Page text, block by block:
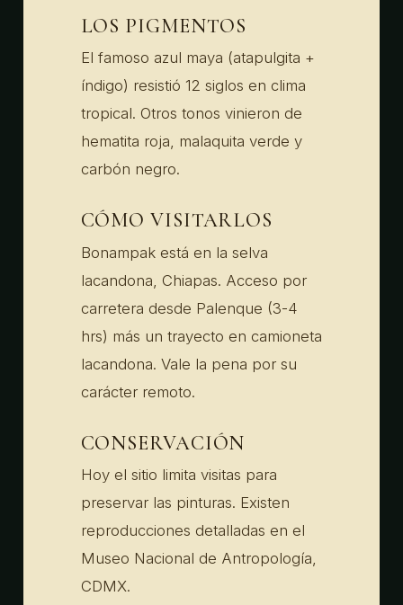
LOS PIGMENTOS
El famoso azul maya (atapulgita +
índigo) resistió 12 siglos en clima
tropical. Otros tonos vinieron de
hematita roja, malaquita verde y
carbón negro.
CÓMO VISITARLOS
Bonampak está en la selva
lacandona, Chiapas. Acceso por
carretera desde Palenque (3-4
hrs) más un trayecto en camioneta
lacandona. Vale la pena por su
carácter remoto.
CONSERVACIÓN
Hoy el sitio limita visitas para
preservar las pinturas. Existen
reproducciones detalladas en el
Museo Nacional de Antropología,
CDMX.